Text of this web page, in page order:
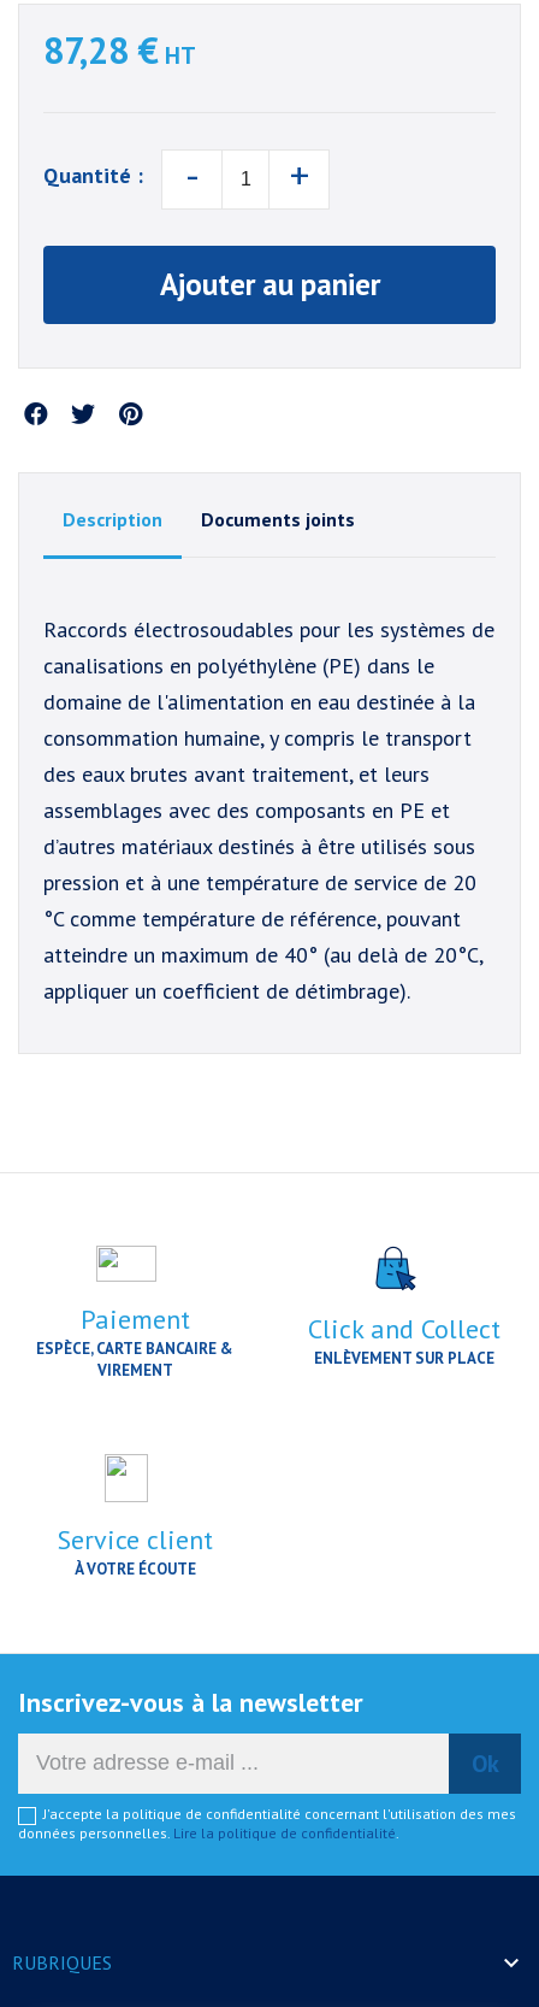
87,28 € HT
Quantité : - +
Ajouter au panier
Partager
Description Documents joints
Raccords électrosoudables pour les systèmes de
canalisations en polyéthylène (PE) dans le
domaine de l'alimentation en eau destinée à la
consommation humaine, y compris le transport
des eaux brutes avant traitement, et leurs
assemblages avec des composants en PE et
d’autres matériaux destinés à être utilisés sous
pression et à une température de service de 20
°C comme température de référence, pouvant
atteindre un maximum de 40° (au delà de 20°C,
appliquer un coefficient de détimbrage).
Paiement
ESPÈCE, CARTE BANCAIRE &
VIREMENT
Click and Collect
ENLÈVEMENT SUR PLACE
Service client
À VOTRE ÉCOUTE
Inscrivez-vous à la newsletter
J'accepte la politique de confidentialité concernant l'utilisation des mes
données personnelles. Lire la politique de confidentialité
RUBRIQUES 